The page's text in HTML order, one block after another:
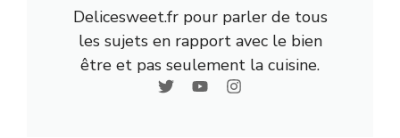
Delicesweet.fr pour parler de tous
les sujets en rapport avec le bien
être et pas seulement la cuisine.